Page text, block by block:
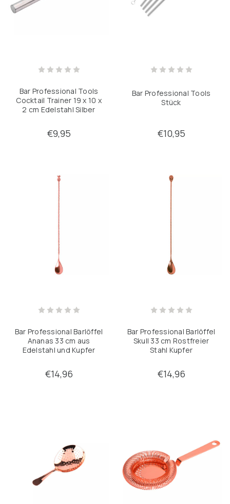
Bar Professional Tools
Cocktail Trainer 19 x 10 x
2 cm Edelstahl Silber
€9,95
Bar Professional Tools
Stück
€10,95
Bar Professional Barlöffel
Ananas 33 cm aus
Edelstahl und Kupfer
€14,96
Bar Professional Barlöffel
Skull 33 cm Rostfreier
Stahl Kupfer
€14,96